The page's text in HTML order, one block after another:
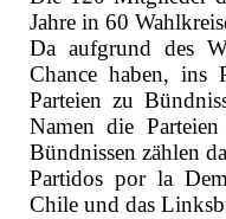
Jahre in 60
Da aufgrund des
Chance haben, ins
Parteien zu
Namen die
Bündnissen zählen
Partidos por la
Chile und das